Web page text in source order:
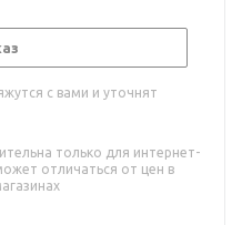
с вами и уточнят
только для интернет-
отличаться от цен в